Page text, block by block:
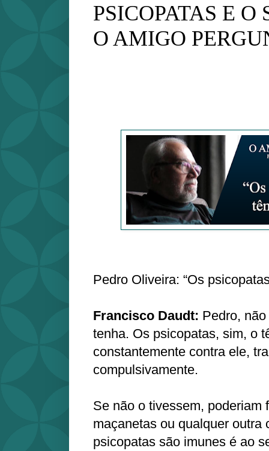
PSICOPATAS E O
O AMIGO
Pedro Oliveira: “Os
Francisco Daudt: Pedro,
tenha. Os psicopatas, sim, o
constantemente contra ele,
compulsivamente.
Se não o tivessem, poderiam
maçanetas ou qualquer outra
psicopatas são imunes é ao